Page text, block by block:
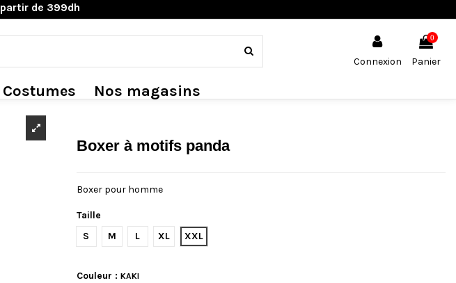
de 399dh
Connexion
0
Panier
Costumes Nos magasins
Boxer à motifs panda
Boxer pour homme
Taille
S
M L XL XXL
Couleur : KAKI